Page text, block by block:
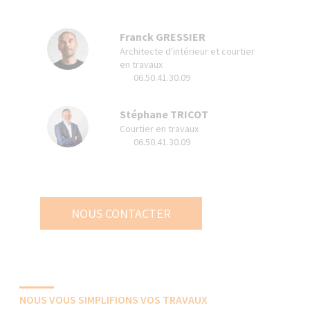
Franck GRESSIER
Architecte d'intérieur et courtier
en travaux
06.50.41.30.09
Stéphane TRICOT
Courtier en travaux
06.50.41.30.09
NOUS CONTACTER
NOUS VOUS SIMPLIFIONS VOS TRAVAUX